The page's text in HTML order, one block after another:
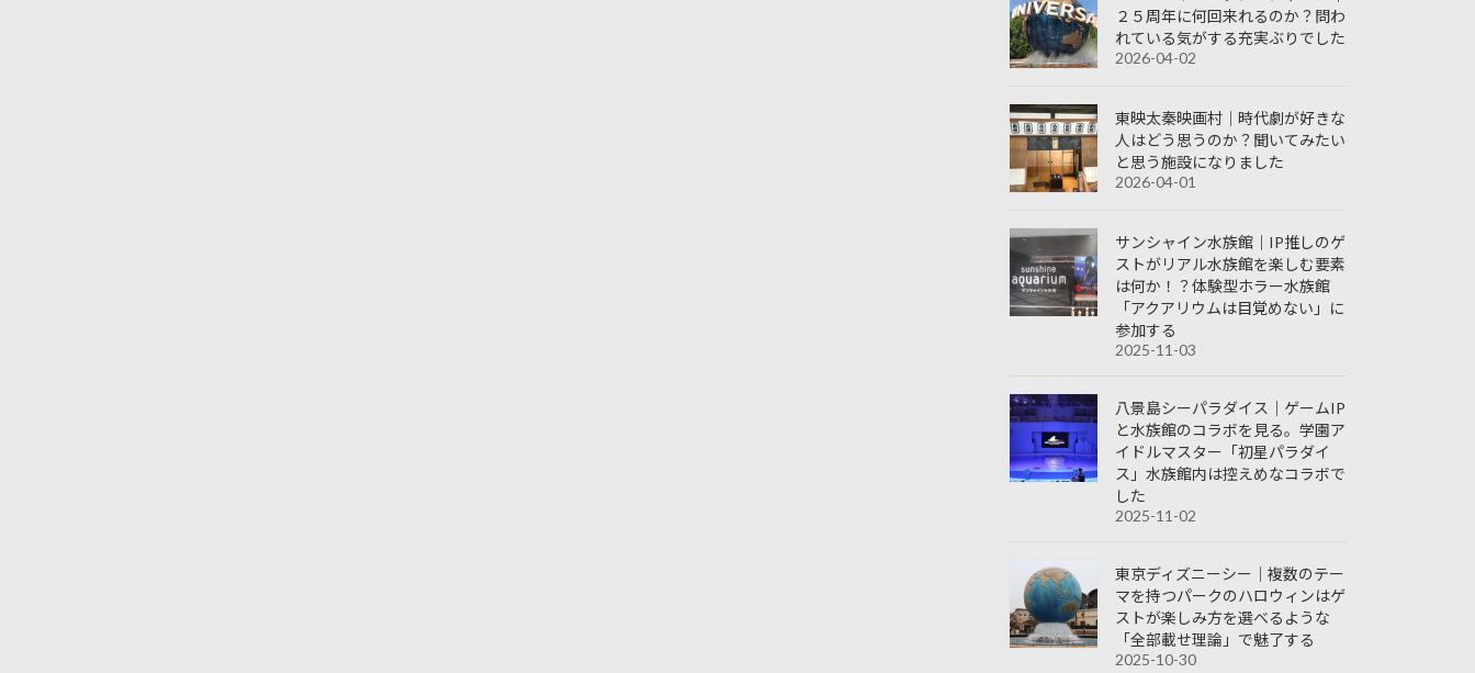
２５周年に何回来れるのか？問わ
れている気がする充実ぶりでした
2026-04-02
東映太秦映画村｜時代劇が好きな
人はどう思うのか？聞いてみたい
と思う施設になりました
2026-04-01
サンシャイン水族館｜IP推しのゲ
ストがリアル水族館を楽しむ要素
は何か！？体験型ホラー水族館
「アクアリウムは目覚めない」に
参加する
2025-11-03
八景島シーパラダイス｜ゲームIP
と水族館のコラボを見る。学園ア
イドルマスター「初星パラダイ
ス」水族館内は控えめなコラボで
した
2025-11-02
東京ディズニーシー｜複数のテー
マを持つパークのハロウィンはゲ
ストが楽しみ方を選べるような
「全部載せ理論」で魅了する
2025-10-30